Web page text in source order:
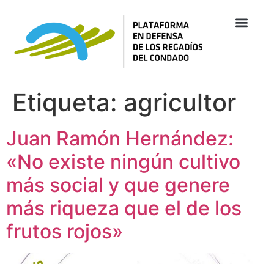
Etiqueta: agricultor
Juan Ramón Hernández:
«No existe ningún cultivo
más social y que genere
más riqueza que el de los
frutos rojos»